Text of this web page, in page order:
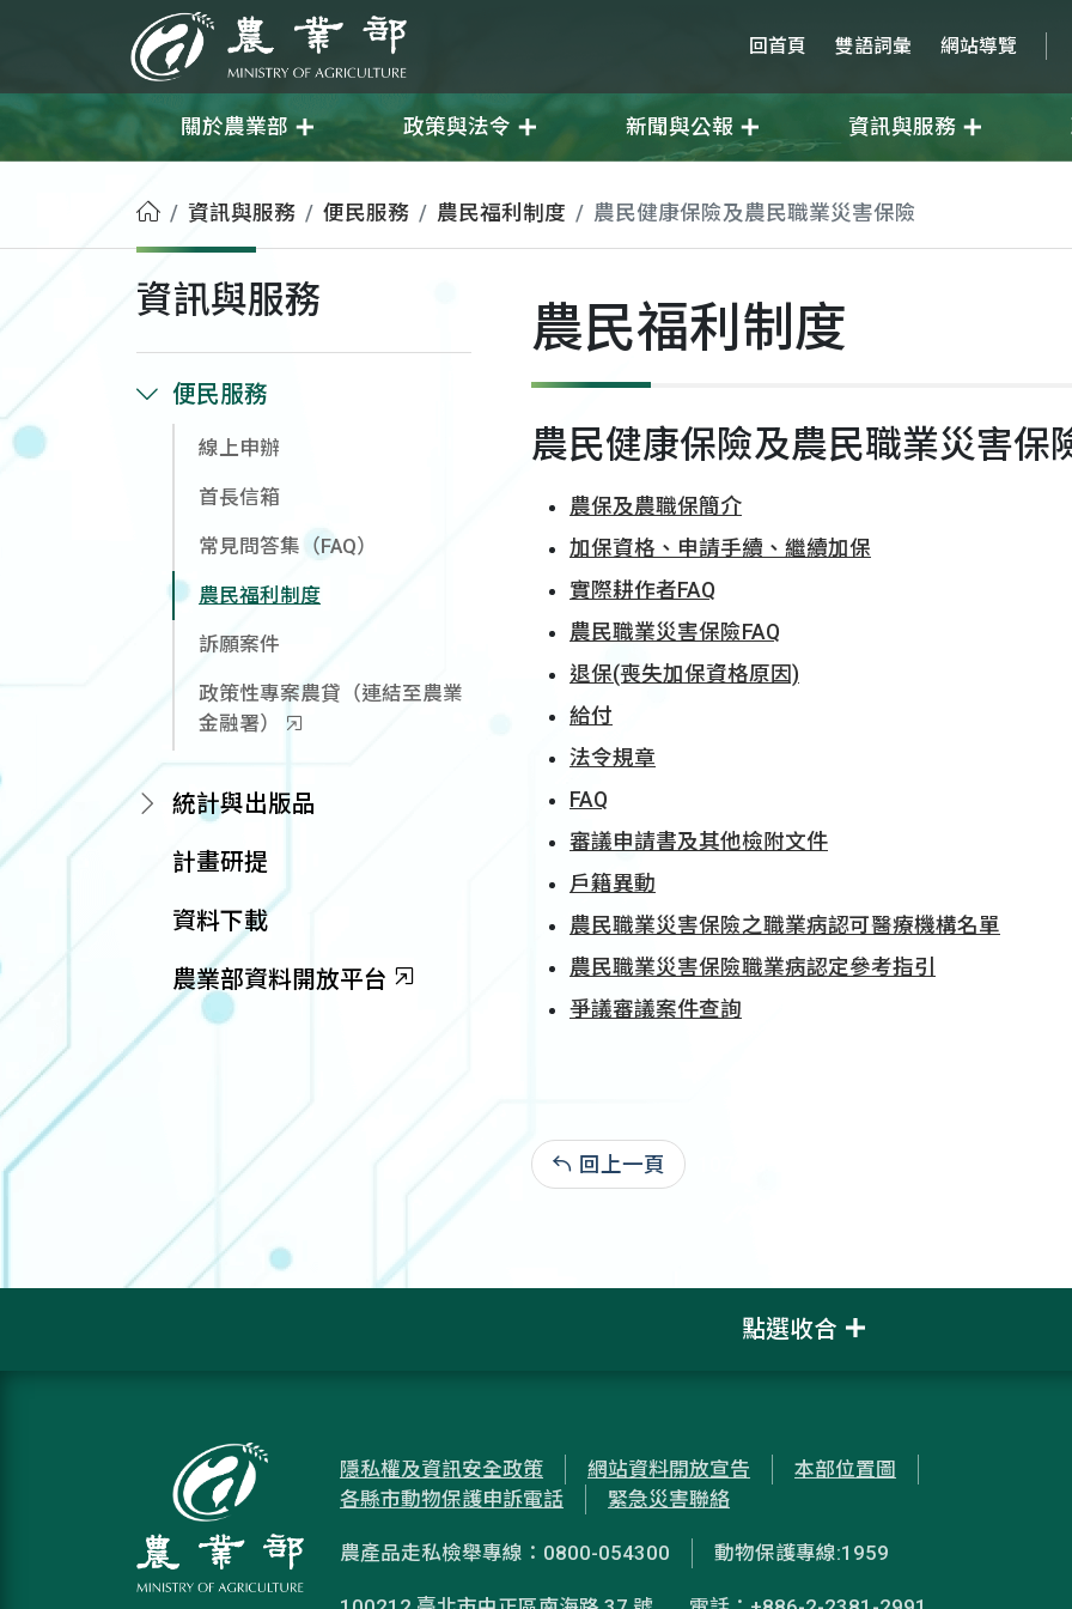
農業部 回首頁 雙語詞彙 網站導覽
關於農業部 政策與法令 新聞與公報 資訊與服務
首頁資訊與服務 便民服務 農民福利制度 農民健康保險及農民職業災害保險
資訊與服務
便民服務
線上申辦
首長信箱
常見問答集（FAQ）
農民福利制度
訴願案件
政策性專案農貸（連結至農業
金融署）
統計與出版品
計畫研提
資料下載
農業部資料開放平台
農民福利制度
農民健康保險及農民職業災害保
農保及農職保簡介
加保資格、申請手續、繼續加保
實際耕作者FAQ
農民職業災害保險FAQ
退保(喪失加保資格原因)
給付
法令規章
FAQ
審議申請書及其他檢附文件
戶籍異動
農民職業災害保險之職業病認可醫療機構名單
農民職業災害保險職業病認定參考指引
爭議審議案件查詢
回上一頁
點選收合
隱私權及資訊安全政策 網站資料開放宣告
本部位置圖
各縣市動物保護申訴電話
緊急災害聯絡
農產品走私檢舉專線：0800-054300 動物保護專線:1959